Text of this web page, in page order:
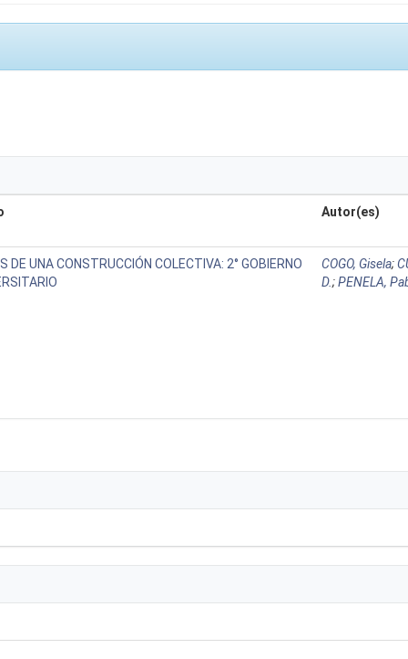
Autor(es)
DE UNA CONSTRUCCIÓN COLECTIVA: 2° GOBIERNO
COGO, Gisela;
D.;PENELA,